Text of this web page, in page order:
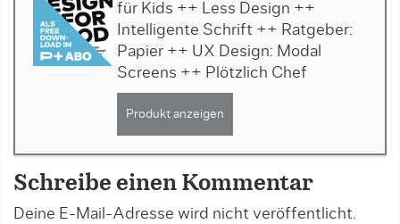
für Kids ++ Less Design ++
Intelligente Schrift ++ Ratgeber:
Papier ++ UX Design: Modal
Screens ++ Plötzlich Chef
Produkt anzeigen
Schreibe einen Kommentar
Deine E-Mail-Adresse wird nicht veröffentlicht.